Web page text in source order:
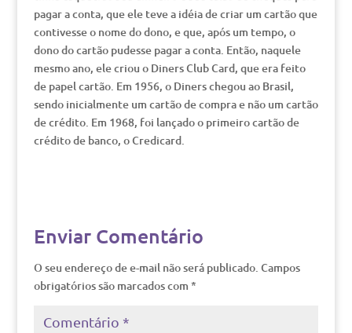
pagar a conta, que ele teve a idéia de criar um cartão que
contivesse o nome do dono, e que, após um tempo, o
dono do cartão pudesse pagar a conta. Então, naquele
mesmo ano, ele criou o Diners Club Card, que era feito
de papel cartão. Em 1956, o Diners chegou ao Brasil,
sendo inicialmente um cartão de compra e não um cartão
de crédito. Em 1968, foi lançado o primeiro cartão de
crédito de banco, o Credicard.
Enviar Comentário
O seu endereço de e-mail não será publicado. Campos
obrigatórios são marcados com *